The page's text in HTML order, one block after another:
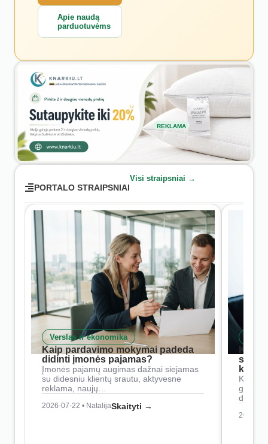
Apie naudą
parduotuvėms
REKLAMA
PORTALO STRAIPSNIAI
Visi straipsniai →
Verslas ir ekonomika
Kaip pardavimo mokymai padeda
didinti įmonės pajamas?
Įmonės pajamų augimas dažnai siejamas
su didesniu klientų srautu, aktyvesne
reklama, naujų…
2026-07-22 • NatalijaSkaityti →
Kaip
2026-